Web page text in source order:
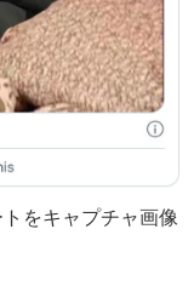
をキャプチャ画像